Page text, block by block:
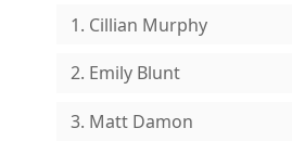
1. Cillian Murphy
2. Emily Blunt
3. Matt Damon